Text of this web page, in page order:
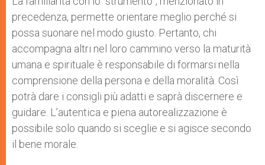
precedenza, permette orientare meglio perché si
possa suonare nel modo giusto. Pertanto, chi
accompagna altri nel loro cammino verso la maturità
umana e spirituale è responsabile di formarsi nella
comprensione della persona e della moralità. Così
potrà dare i consigli più adatti e saprà discernere e
guidare. L’autentica e piena autorealizzazione è
possibile solo quando si sceglie e si agisce secondo
il bene morale.